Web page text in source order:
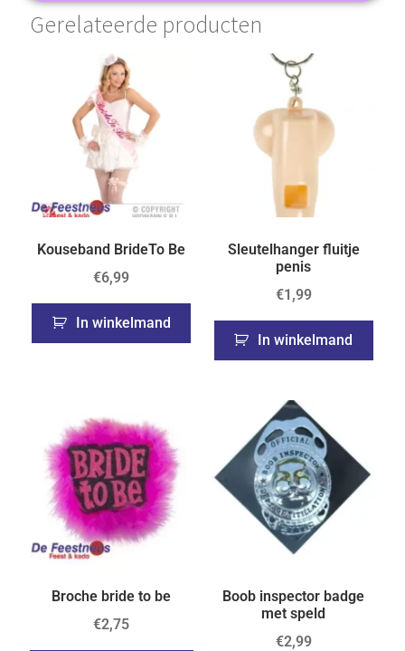
Gerelateerde producten
Kouseband BrideTo Be
€6,99
In winkelmand
Sleutelhanger fluitje
penis
€1,99
In winkelmand
Broche bride to be
€2,75
Boob inspector badge
met speld
€2,99